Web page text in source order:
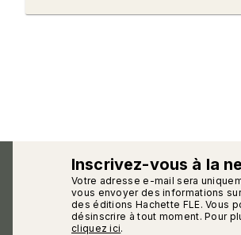
Inscrivez-vous à la
Votre adresse e-mail sera
vous envoyer des informations
des éditions Hachette FLE. Vous
désinscrire à tout moment. Pour
cliquez ici.